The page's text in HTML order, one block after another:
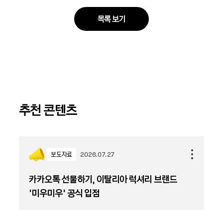
목록 보기
추천 콘텐츠
보도자료 2026.07.27
카카오톡 선물하기, 이탈리아 럭셔리 브랜드
'미우미우' 공식 입점